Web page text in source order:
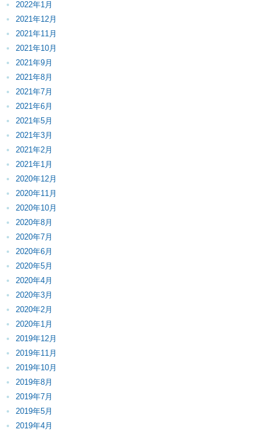
2022年1月
2021年12月
2021年11月
2021年10月
2021年9月
2021年8月
2021年7月
2021年6月
2021年5月
2021年3月
2021年2月
2021年1月
2020年12月
2020年11月
2020年10月
2020年8月
2020年7月
2020年6月
2020年5月
2020年4月
2020年3月
2020年2月
2020年1月
2019年12月
2019年11月
2019年10月
2019年8月
2019年7月
2019年5月
2019年4月